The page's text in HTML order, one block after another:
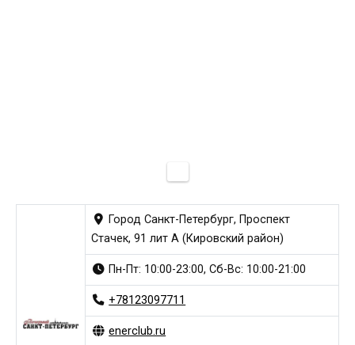
Город Санкт-Петербург, Проспект
Стачек, 91 лит А (Кировский район)
Пн-Пт: 10:00-23:00, Сб-Вс: 10:00-21:00
+78123097711
enerclub.ru